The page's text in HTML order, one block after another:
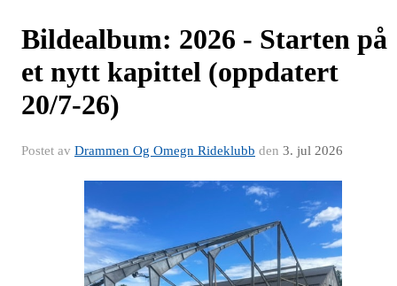
Bildealbum: 2026 - Starten på
et nytt kapittel (oppdatert
20/7-26)
Postet av Drammen Og Omegn Rideklubb den 3. jul 2026